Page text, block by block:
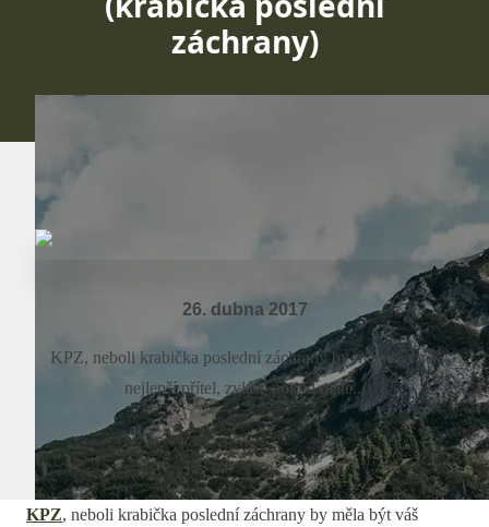
záchrany)
26. dubna 2017
KPZ, neboli krabička poslední záchrany by měla být váš
nejlepší přítel, zvlášť pokud máte...
KPZ, neboli krabička poslední záchrany by měla být váš